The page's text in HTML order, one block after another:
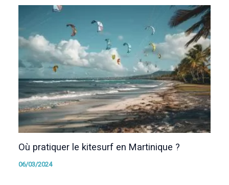
Où pratiquer le kitesurf en Martinique ?
06/03/2024